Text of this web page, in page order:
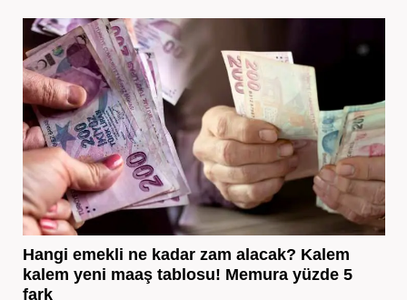
Hangi emekli ne kadar zam alacak? Kalem
kalem yeni maaş tablosu! Memura yüzde 5
fark